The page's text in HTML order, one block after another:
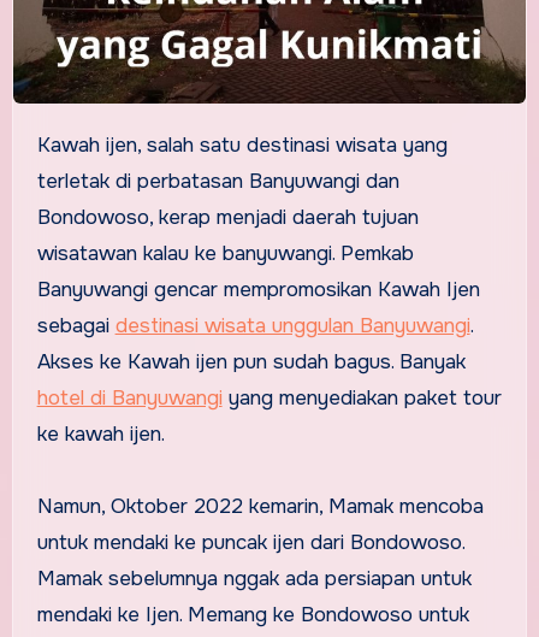
Kawah ijen, salah satu destinasi wisata yang
terletak di perbatasan Banyuwangi dan
Bondowoso, kerap menjadi daerah tujuan
wisatawan kalau ke banyuwangi. Pemkab
Banyuwangi gencar mempromosikan Kawah Ijen
sebagai destinasi wisata unggulan Banyuwangi.
Akses ke Kawah ijen pun sudah bagus. Banyak
hotel di Banyuwangi yang menyediakan paket tour
ke kawah ijen.
Namun, Oktober 2022 kemarin, Mamak mencoba
untuk mendaki ke puncak ijen dari Bondowoso.
Mamak sebelumnya nggak ada persiapan untuk
mendaki ke Ijen. Memang ke Bondowoso untuk